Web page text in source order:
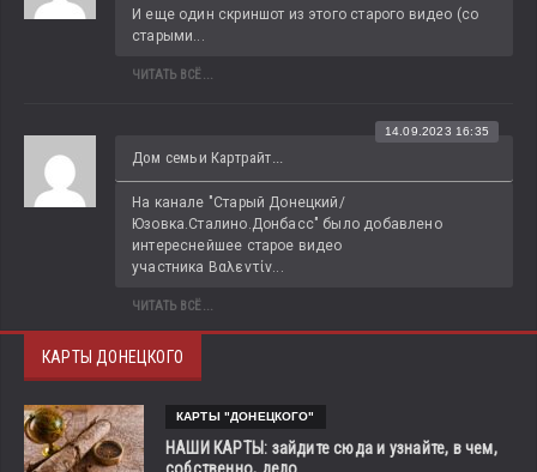
И еще один скриншот из этого старого видео (со
старыми...
ЧИТАТЬ ВСЁ...
Дом семьи Картрайт...
14.09.2023 16:35
На канале "Старый Донецкий/
Юзовка.Сталино.Донбасс" было добавлено
интереснейшее старое видео
участника Βαλεντίν...
ЧИТАТЬ ВСЁ...
КАРТЫ ДОНЕЦКОГО
КАРТЫ "ДОНЕЦКОГО"
НАШИ КАРТЫ: зайдите сюда и узнайте, в чем,